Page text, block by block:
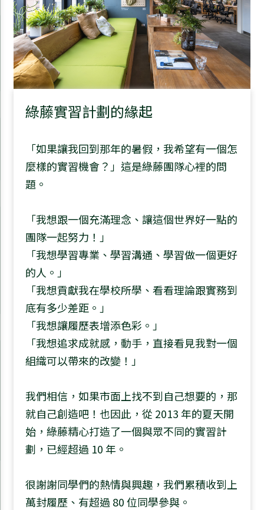
綠藤實習計劃的緣起
「如果讓我回到那年的暑假，我希望有一個怎
麼樣的實習機會？」這是綠藤團隊心裡的問
題。
「我想跟一個充滿理念、讓這個世界好一點的
團隊一起努力！」
「我想學習專業、學習溝通、學習做一個更好
的人。」
「我想貢獻我在學校所學、看看理論跟實務到
底有多少差距。」
「我想讓履歷表增添色彩。」
「我想追求成就感，動手，直接看見我對一個
組織可以帶來的改變！」
我們相信，如果市面上找不到自己想要的，那
就自己創造吧！也因此，從 2013 年的夏天開
始，綠藤精心打造了一個與眾不同的實習計
劃，已經超過 10 年。
很謝謝同學們的熱情與興趣，我們累積收到上
萬封履歷、有超過 80 位同學參與。